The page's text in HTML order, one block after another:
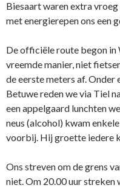
Biesaart waren extra
met energierepen ons een
De officiële route begon
vreemde manier, niet
de eerste meters af. Onder
Betuwe reden we via Tiel
een appelgaard lunchten
neus (alcohol) kwam
voorbij. Hij groette iedere
Ons streven om de grens
niet. Om 20.00 uur streken